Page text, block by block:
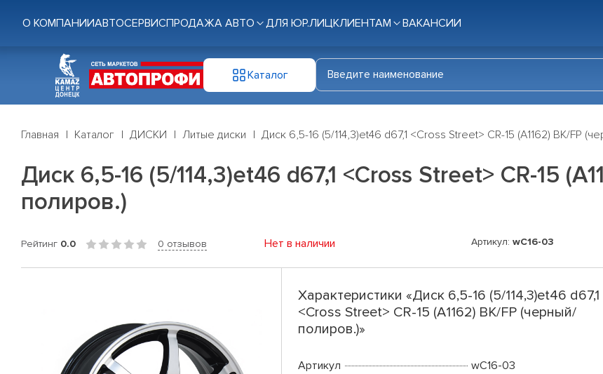
О КОМПАНИИАВТОСЕРВИСПРОДАЖА АВТО ДЛЯ ЮР.ЛИЦКЛИЕНТАМ ВАКАНСИИ
Каталог
Главная Каталог ДИСКИ Литые диски Диск 6,5-16 (5/114,3)et46 d67,1 <Cross Street> CR-15 (A1162) BK/FP
Диск 6,5-16 (5/114,3)et46 d67,1 <Cross Street> CR-15
полиров.)
Рейтинг 0.0 0 отзывов Нет в наличии Артикул: wC16-03
Характеристики «Диск 6,5-16 (5/114,3)et46 d67,1
<Cross Street> CR-15 (A1162) BK/FP (черный/
полиров.)»
Артикул
wC16-03